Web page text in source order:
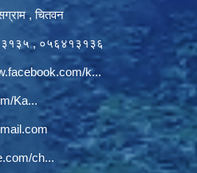
, चितवन
, ०५६४१३१३६
k...
Ka...
ch...